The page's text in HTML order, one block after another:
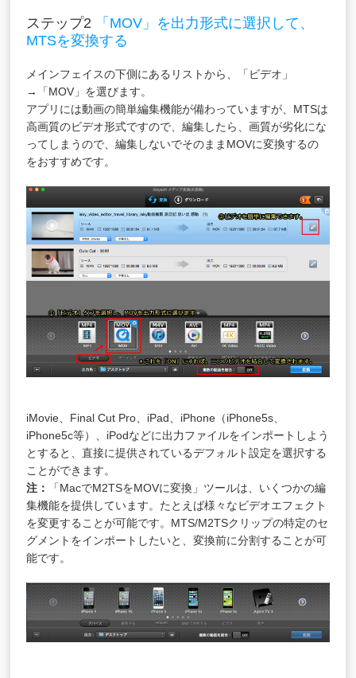
ステップ2 「MOV」を出力形式に選択して、
MTSを変換する
メインフェイスの下側にあるリストから、「ビデオ」
→「MOV」を選びます。
アプリには動画の簡単編集機能が備わっていますが、MTSは
高画質のビデオ形式ですので、編集したら、画質が劣化にな
ってしまうので、編集しないでそのままMOVに変換するの
をおすすめです。
iMovie、Final Cut Pro、iPad、iPhone（iPhone5s、
iPhone5c等）、iPodなどに出力ファイルをインポートしよう
とすると、直接に提供されているデフォルト設定を選択する
ことができます。
注：
「MacでM2TSをMOVに変換 」ツールは、いくつかの編
集機能を提供しています。たとえば様々なビデオエフェクト
を変更することが可能です。MTS/M2TSクリップの特定のセ
グメントをインポートしたいと、変換前に分割することが可
能です。